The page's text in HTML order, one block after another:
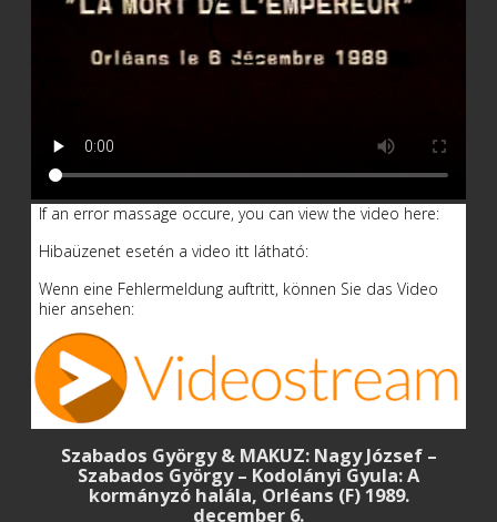
If an error massage occure, you can view the video here:
Hibaüzenet esetén a video itt látható:
Wenn eine Fehlermeldung auftritt, können Sie das Video
hier ansehen:
Szabados György & MAKUZ: Nagy József –
Szabados György – Kodolányi Gyula: A
kormányzó halála, Orléans (F) 1989.
december 6.